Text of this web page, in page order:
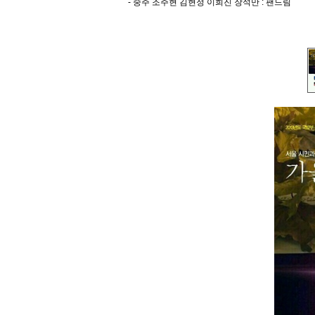
- 중주 조주현 김현정 이희진 장석만 : 팬드림